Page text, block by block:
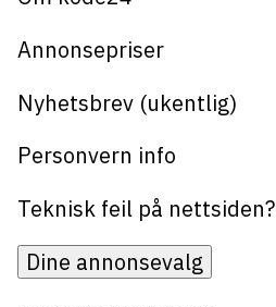
Annonsepriser
Nyhetsbrev (ukentlig)
Personvern info
Teknisk feil på nettsiden?
Dine annonsevalg